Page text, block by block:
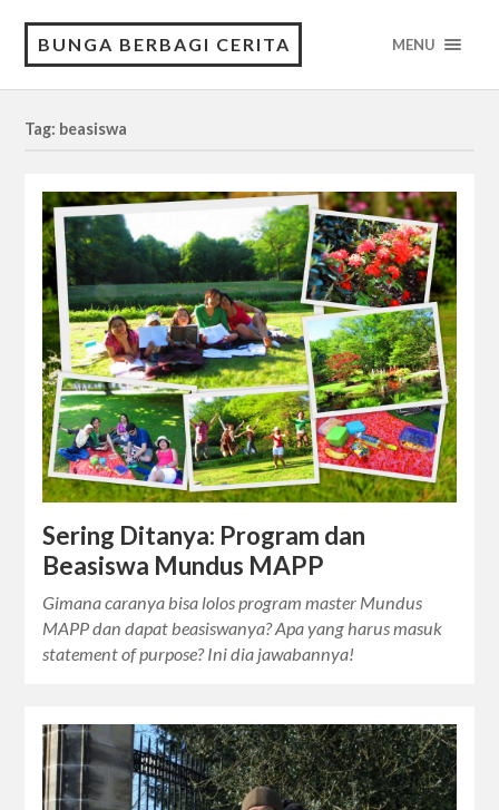
BUNGA BERBAGI CERITA MENU
Tag: beasiswa
Sering Ditanya: Program dan
Beasiswa Mundus MAPP
Gimana caranya bisa lolos program master Mundus
MAPP dan dapat beasiswanya? Apa yang harus masuk
statement of purpose? Ini dia jawabannya!